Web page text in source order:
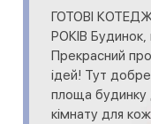
ГОТОВІ
РОКІВ Будинок,
Прекрасний
ідей! Тут
площа будинку
кімнату для